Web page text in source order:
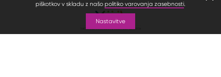
piškotkov v skladu z našo politiko varovanja zasebnosti.
Nastavitve